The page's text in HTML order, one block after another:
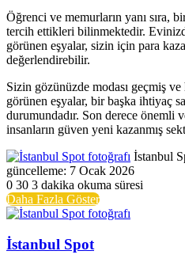
Öğrenci ve memurların yanı sıra,
tercih ettikleri bilinmektedir.
görünen eşyalar, sizin için para
değerlendirebilir.
Sizin gözünüzde modası geçmiş
görünen eşyalar, bir başka ihtiyaç
durumundadır. Son derece önemli
insanların güven yeni kazanmış
İstanbul
güncelleme: 7 Ocak 2026
0 30 3 dakika okuma süresi
Daha Fazla Göster
İstanbul Spot